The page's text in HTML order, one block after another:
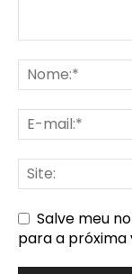
Salve meu
para a próxima